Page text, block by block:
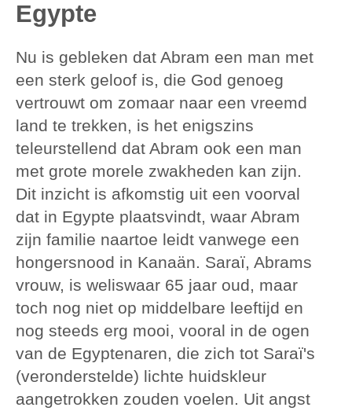
Egypte
Nu is gebleken dat Abram een man met
een sterk geloof is, die God genoeg
vertrouwt om zomaar naar een vreemd
land te trekken, is het enigszins
teleurstellend dat Abram ook een man
met grote morele zwakheden kan zijn.
Dit inzicht is afkomstig uit een voorval
dat in Egypte plaatsvindt, waar Abram
zijn familie naartoe leidt vanwege een
hongersnood in Kanaän. Saraï, Abrams
vrouw, is weliswaar 65 jaar oud, maar
toch nog niet op middelbare leeftijd en
nog steeds erg mooi, vooral in de ogen
van de Egyptenaren, die zich tot Saraï's
(veronderstelde) lichte huidskleur
aangetrokken zouden voelen. Uit angst